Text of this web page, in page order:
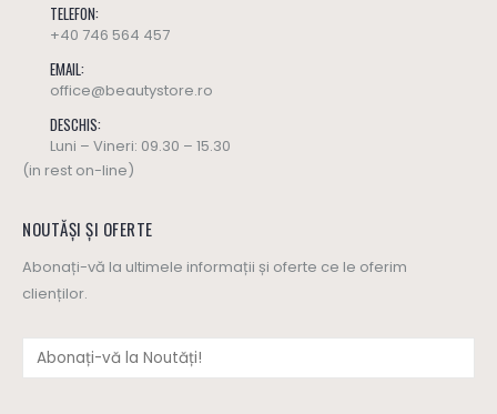
TELEFON:
+40 746 564 457
EMAIL:
office@beautystore.ro
DESCHIS:
Luni – Vineri: 09.30 – 15.30
(in rest on-line)
NOUTĂȘI ȘI OFERTE
Abonați-vă la ultimele informații și oferte ce le oferim
clienților.